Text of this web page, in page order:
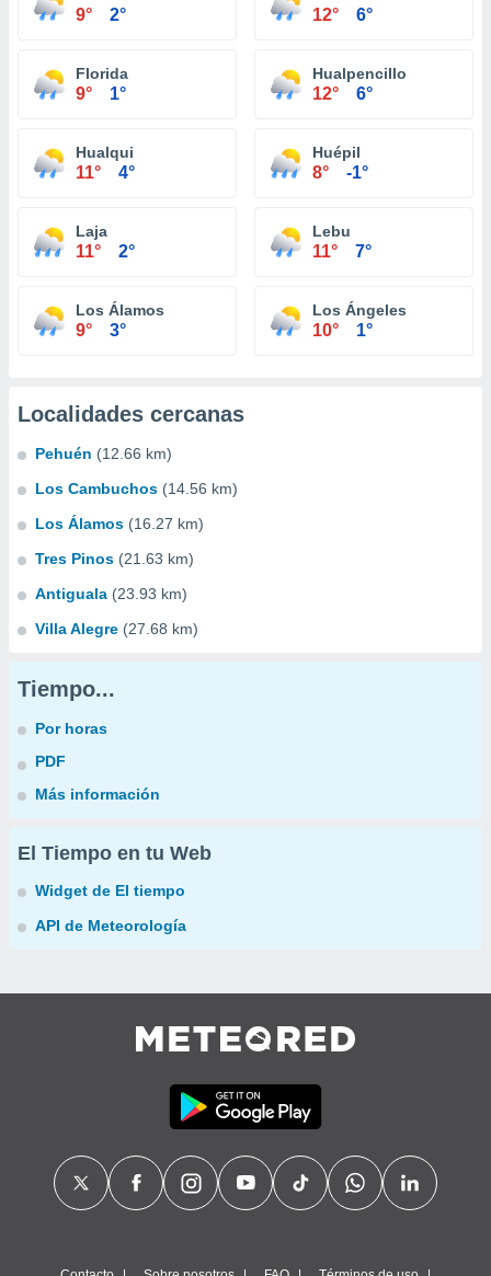
9° 2° 12° 6°
Florida
9° 1°
Hualpencillo
12° 6°
Hualqui
11° 4°
Huépil
8° -1°
Laja
11° 2°
Lebu
11° 7°
Los Álamos
9° 3°
Los Ángeles
10° 1°
Localidades cercanas
Pehuén (12.66 km)
Los Cambuchos (14.56 km)
Los Álamos (16.27 km)
Tres Pinos (21.63 km)
Antiguala (23.93 km)
Villa Alegre (27.68 km)
Tiempo...
Por horas
PDF
Más información
El Tiempo en tu Web
Widget de El tiempo
API de Meteorología